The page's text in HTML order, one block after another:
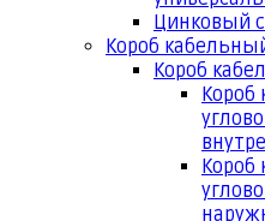
Цинковый
Короб
Короб